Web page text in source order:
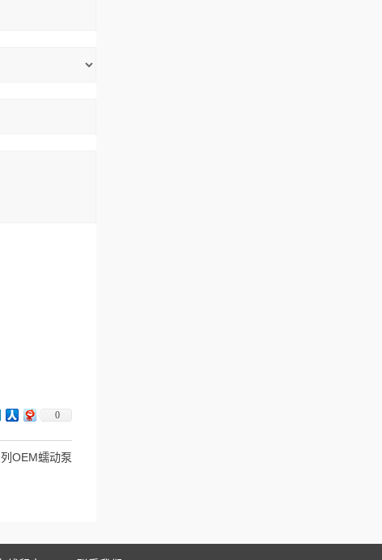
0
OEM蠕动泵